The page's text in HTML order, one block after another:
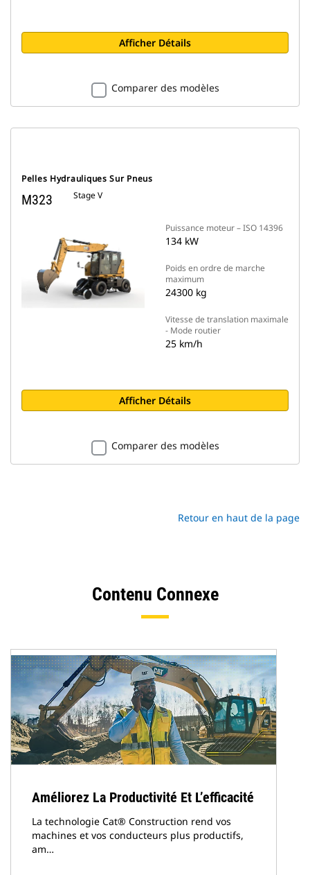
Afficher Détails
Comparer des modèles
Pelles Hydrauliques Sur Pneus
M323 Stage V
Puissance moteur – ISO 14396
134 kW
Poids en ordre de marche
maximum
24300 kg
Vitesse de translation maximale
- Mode routier
25 km/h
Afficher Détails
Comparer des modèles
Retour en haut de la page
Contenu Connexe
Améliorez La Productivité Et L’efficacité
La technologie Cat® Construction rend vos
machines et vos conducteurs plus productifs,
am…